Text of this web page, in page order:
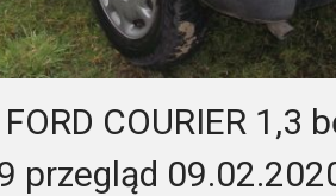
COURIER 1,3
przegląd